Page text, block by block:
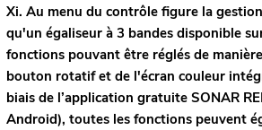
Xi. Au menu du contrôle figure la
qu'un égaliseur à 3 bandes disponible
fonctions pouvant être réglés de
bouton rotatif et de l'écran couleur
biais de l’application gratuite SONAR
Android), toutes les fonctions peuvent